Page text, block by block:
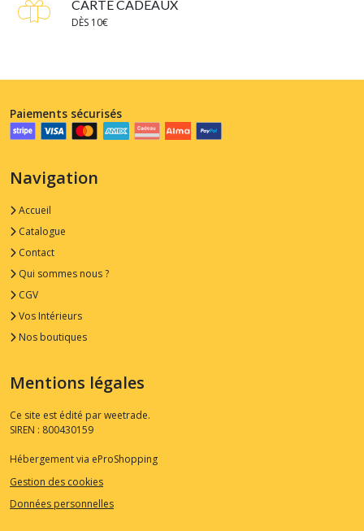
CARTE CADEAUX
DÈS 10€
Paiements sécurisés
Navigation
Accueil
Catalogue
Contact
Qui sommes nous ?
CGV
Vos Intérieurs
Nos boutiques
Mentions légales
Ce site est édité par weetrade.
SIREN : 800430159
Hébergement via eProShopping
Gestion des cookies
Données personnelles